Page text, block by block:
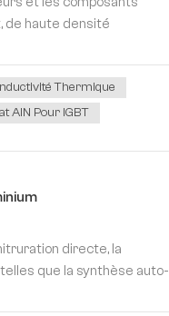
de haute densité
Thermique
AlN Pour IGBT
directe, la
que la synthèse auto-